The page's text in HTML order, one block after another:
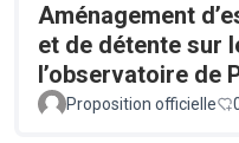
Aménagement
et de détente sur
l’observatoire de
Proposition officielle